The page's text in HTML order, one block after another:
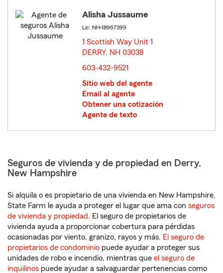
Alisha Jussaume
Lic: NH-18967399
1 Scottish Way Unit 1
DERRY, NH 03038
603-432-9521
Sitio web del agente
Email al agente
Obtener una cotización
Agente de texto
Seguros de vivienda y de propiedad en Derry,
New Hampshire
Si alquila o es propietario de una vivienda en New Hampshire,
State Farm le ayuda a proteger el lugar que ama con seguros
de vivienda y propiedad. El seguro de propietarios de
vivienda ayuda a proporcionar cobertura para pérdidas
ocasionadas por viento, granizo, rayos y más. El seguro de
propietarios de condominio puede ayudar a proteger sus
unidades de robo e incendio, mientras que el seguro de
inquilinos puede ayudar a salvaguardar pertenencias como